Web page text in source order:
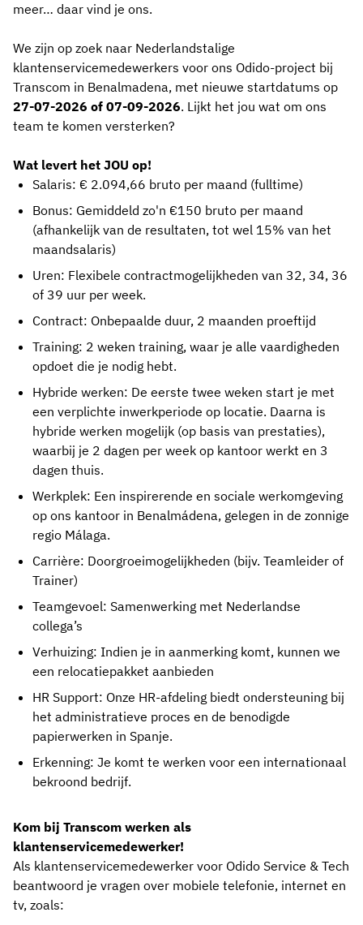
meer… daar vind je ons.
We zijn op zoek naar Nederlandstalige
klantenservicemedewerkers voor ons Odido-project bij
Transcom in Benalmadena, met nieuwe startdatums op
27-07-2026 of 07-09-2026. Lijkt het jou wat om ons
team te komen versterken?
Wat levert het JOU op!
Salaris: € 2.094,66 bruto per maand (fulltime)
Bonus: Gemiddeld zo'n €150 bruto per maand
(afhankelijk van de resultaten, tot wel 15% van het
maandsalaris)
Uren: Flexibele contractmogelijkheden van 32, 34, 36
of 39 uur per week.
Contract: Onbepaalde duur, 2 maanden proeftijd
Training: 2 weken training, waar je alle vaardigheden
opdoet die je nodig hebt.
Hybride werken: De eerste twee weken start je met
een verplichte inwerkperiode op locatie. Daarna is
hybride werken mogelijk (op basis van prestaties),
waarbij je 2 dagen per week op kantoor werkt en 3
dagen thuis.
Werkplek: Een inspirerende en sociale werkomgeving
op ons kantoor in Benalmádena, gelegen in de zonnige
regio Málaga.
Carrière: Doorgroeimogelijkheden (bijv. Teamleider of
Trainer)
Teamgevoel: Samenwerking met Nederlandse
collega’s
Verhuizing: Indien je in aanmerking komt, kunnen we
een relocatiepakket aanbieden
HR Support: Onze HR-afdeling biedt ondersteuning bij
het administratieve proces en de benodigde
papierwerken in Spanje.
Erkenning: Je komt te werken voor een internationaal
bekroond bedrijf.
Kom bij Transcom werken als
klantenservicemedewerker!
Als klantenservicemedewerker voor Odido Service & Tech
beantwoord je vragen over mobiele telefonie, internet en
tv, zoals: